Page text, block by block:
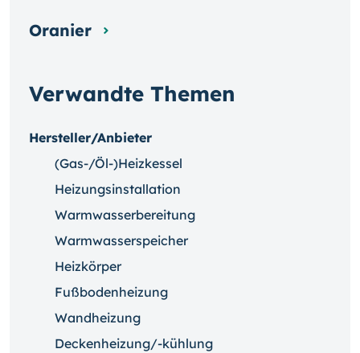
Verwandte Themen
Hersteller/Anbieter
(Gas-/Öl-)Heizkessel
Heizungsinstallation
Warmwasserbereitung
Warmwasserspeicher
Heizkörper
Fußbodenheizung
Wandheizung
Deckenheizung/-kühlung
Oranier